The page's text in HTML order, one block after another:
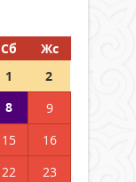
Сб
Жс
1
2
8
9
15
16
22
23